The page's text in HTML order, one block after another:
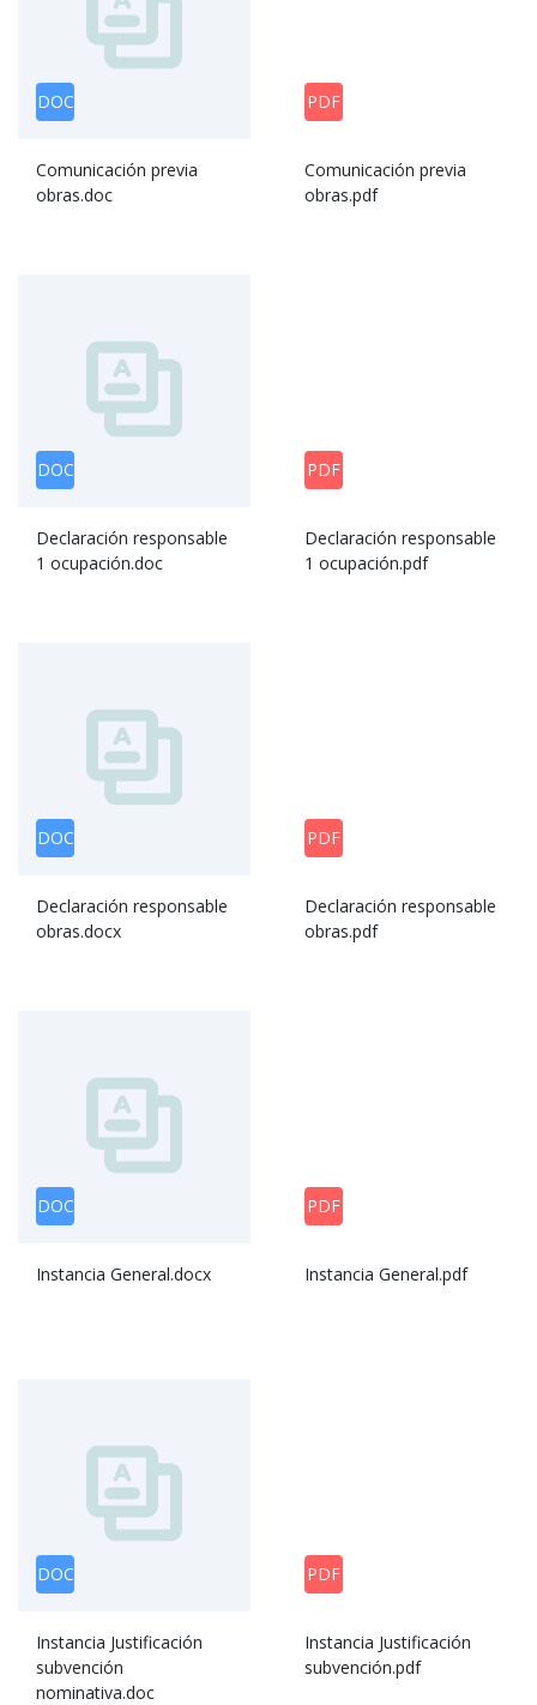
DOC
Comunicación previa
obras.doc
PDF
Comunicación previa
obras.pdf
DOC
Declaración responsable
1 ocupación.doc
PDF
Declaración responsable
1 ocupación.pdf
DOC
Declaración responsable
obras.docx
PDF
Declaración responsable
obras.pdf
DOC
Instancia General.docx
PDF
Instancia General.pdf
DOC
Instancia Justificación
subvención
nominativa.doc
PDF
Instancia Justificación
subvención.pdf